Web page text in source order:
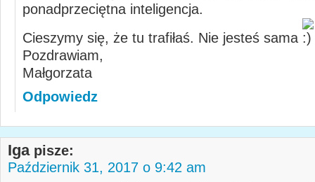
ponadprzeciętna inteligencja.
Cieszymy się, że tu trafiłaś. Nie jesteś sama
Pozdrawiam,
Małgorzata
Odpowiedz
Iga pisze:
Październik 31, 2017 o 9:42 am